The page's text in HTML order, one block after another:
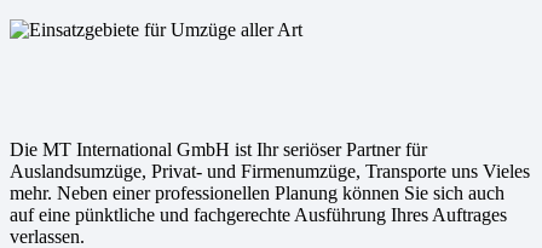
Die MT International GmbH ist Ihr seriöser Partner für
Auslandsumzüge, Privat- und Firmenumzüge, Transporte uns Vieles
mehr. Neben einer professionellen Planung können Sie sich auch
auf eine pünktliche und fachgerechte Ausführung Ihres Auftrages
verlassen.